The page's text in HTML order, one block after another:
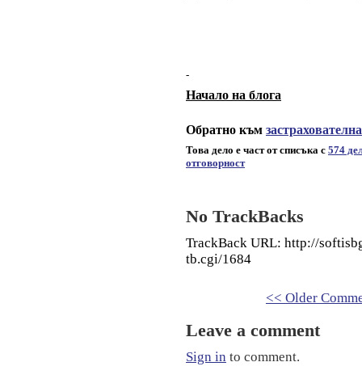
-
Начало на блога
Обратно към
Това дело е част от списъка с 574
отговорност
No TrackBacks
TrackBack URL: http://
tb.cgi/1684
<< Older
Leave a comment
Sign in to comment.